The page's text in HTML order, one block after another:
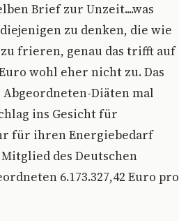
Brief zur Unzeit....was
zu denken, die wie
frieren, genau das trifft auf
wohl eher nicht zu. Das
Abgeordneten-Diäten mal
ins Gesicht für
für ihren Energiebedarf
des Deutschen
6.173.327,42 Euro pro